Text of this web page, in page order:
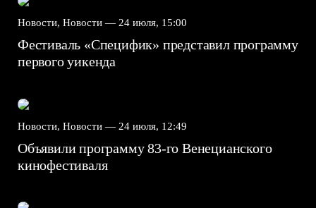
Новости, Новости — 24 июля, 15:00
Фестиваль «Специфик» представил программу
первого уикенда
Новости, Новости — 24 июля, 12:49
Объявили программу 83-го Венецианского
кинофестиваля